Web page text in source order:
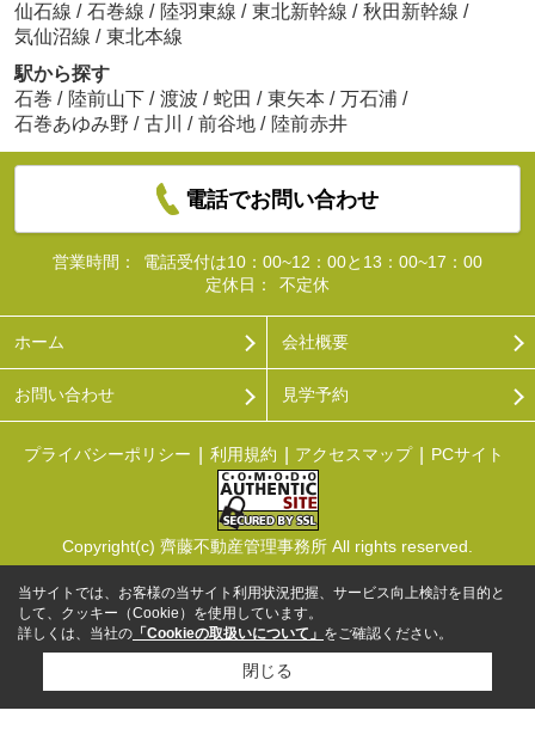
仙石線 / 石巻線 / 陸羽東線 / 東北新幹線 / 秋田新幹線 /
気仙沼線 / 東北本線
駅から探す
石巻 / 陸前山下 / 渡波 / 蛇田 / 東矢本 / 万石浦 /
石巻あゆみ野 / 古川 / 前谷地 / 陸前赤井
電話でお問い合わせ
営業時間：
電話受付は10：00~12：00と13：00~17：00
定休日：
不定休
ホーム 会社概要
お問い合わせ 見学予約
プライバシーポリシー 利用規約 アクセスマップ PCサイト
Copyright(c) 齊藤不動産管理事務所 All rights reserved.
当サイトでは、お客様の当サイト利用状況把握、サービス向上検討を目的と
して、クッキー（Cookie）を使用しています。
詳しくは、当社の 「Cookieの取扱いについて」 をご確認ください。
閉じる